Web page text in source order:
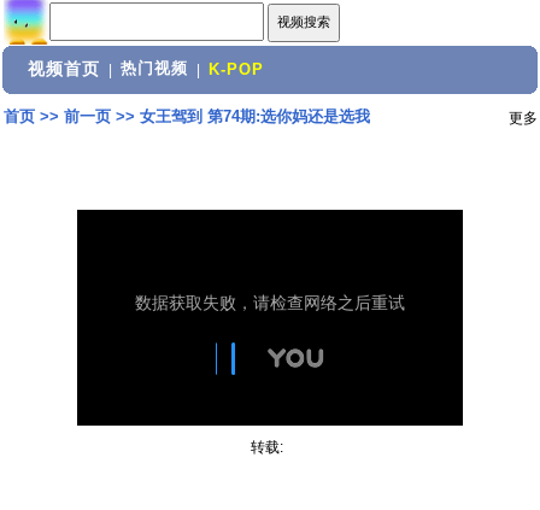
视频首页 热门视频 K-POP
首页>> 前一页>> 女王驾到 第74期:选你妈还是选我 更多
转载: